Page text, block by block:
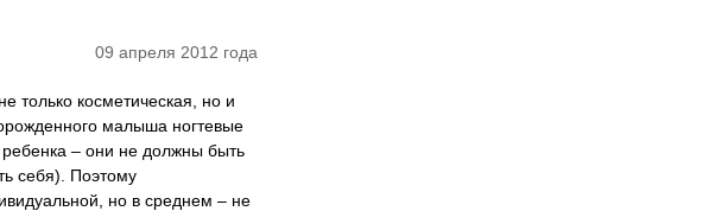
09 апреля 2012 года
только косметическая, но и
малыша ногтевые
ребенка – они не должны быть
себя). Поэтому
но в среднем – не